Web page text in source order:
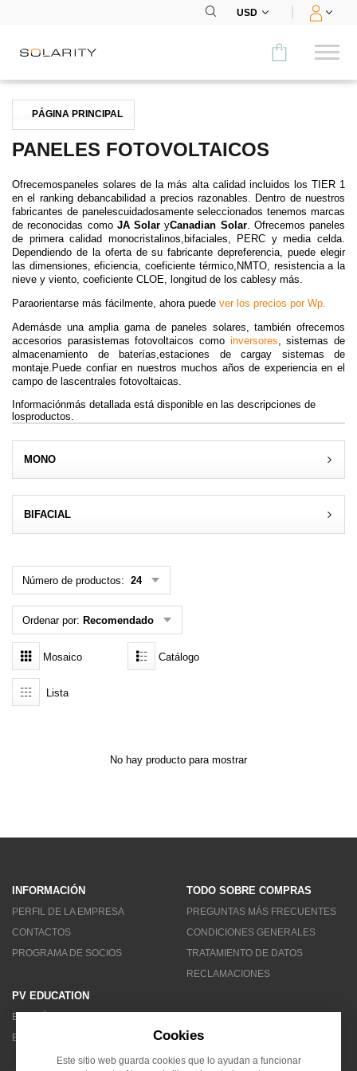
USD
Comparar
CATEGORÍA
Inversores
Baterías
Accesorios
CONTACTOS
MENÚ DE USUARIO
Menú cliente
Registro
PÁGINA PRINCIPAL
PANELES FOTOVOLTAICOS
Ofrecemospaneles solares de la más alta calidad incluidos los TIER 1
en el ranking debancabilidad a precios razonables. Dentro de nuestros
fabricantes de panelescuidadosamente seleccionados tenemos marcas
de reconocidas como JA Solar yCanadian Solar. Ofrecemos paneles
de primera calidad monocristalinos,bifaciales, PERC y media celda.
Dependiendo de la oferta de su fabricante depreferencia, puede elegir
las dimensiones, eficiencia, coeficiente térmico,NMTO, resistencia a la
nieve y viento, coeficiente CLOE, longitud de los cablesy más.
Paraorientarse más fácilmente, ahora puede ver los precios por Wp.
Ademásde una amplia gama de paneles solares, también ofrecemos
accesorios parasistemas fotovoltaicos como inversores,sistemas de
almacenamiento de baterías,estaciones de cargay sistemas de
montaje.Puede confiar en nuestros muchos años de experiencia en el
campo de lascentrales fotovoltaicas.
Informaciónmás detallada está disponible en las descripciones de
losproductos.
MONO
BIFACIAL
Número de productos: 24
Ordenar por: Recomendado
Mosaico Catálogo
Lista
No hay producto para mostrar
INFORMACIÓN
PERFIL DE LA EMPRESA
CONTACTOS
PROGRAMA DE SOCIOS
TODO SOBRE COMPRAS
PREGUNTAS MÁS FRECUENTES
CONDICIONES GENERALES
TRATAMIENTO DE DATOS
RECLAMACIONES
PV EDUCATION
BOLETÍN DE NOTICIAS
BLOG
Cookies
Este sitio web guarda cookies que lo ayudan a funcionar